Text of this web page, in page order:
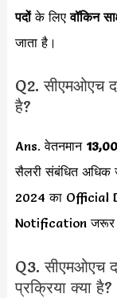
पदोंके लिएवॉकिन
जाता है।
Q2. सीएमओएच
है?
Ans. वेतनमान
सैलरी संबंधित अधिक
2024 का Official
Notification जरूर
Q3. सीएमओएच
प्रक्रिया क्या है?